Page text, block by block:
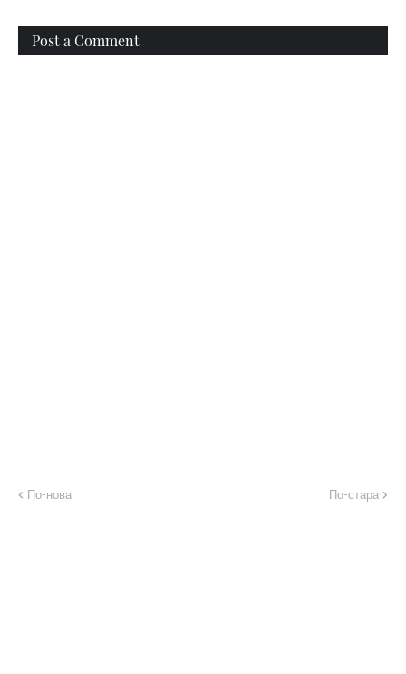
Post a Comment
По-нова По-стара